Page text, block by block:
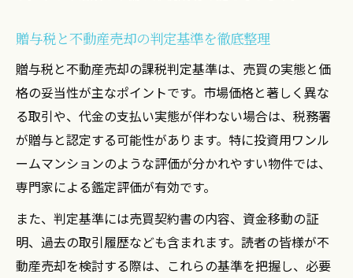
贈与税と不動産売却の判定基準を徹底整理
贈与税と不動産売却の課税判定基準は、売買の実態と価
格の妥当性が主なポイントです。市場価格と著しく異な
る取引や、代金の支払い実態が伴わない場合は、税務署
が贈与と認定する可能性があります。特に投資用ワンル
ームマンションのような評価が分かれやすい物件では、
専門家による鑑定評価が有効です。
また、判定基準には売買契約書の内容、資金移動の証
明、過去の取引履歴なども含まれます。読者の皆様が不
動産売却を検討する際は、これらの基準を把握し、必要